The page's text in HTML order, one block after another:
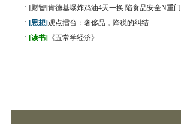
· [财智]肯德基曝炸鸡油4天一换 陷食品安全N重门
· [思想]观点擂台：奢侈品，降税的纠结
· [读书] 《五常学经济》